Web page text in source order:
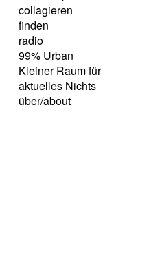
collagieren
finden
radio
99% Urban
Kleiner Raum für
aktuelles Nichts
über/about